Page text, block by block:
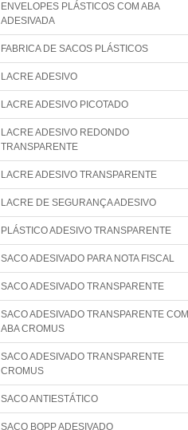
ENVELOPES PLÁSTICOS COM ABA
ADESIVADA
FABRICA DE SACOS PLÁSTICOS
LACRE ADESIVO
LACRE ADESIVO PICOTADO
LACRE ADESIVO REDONDO
TRANSPARENTE
LACRE ADESIVO TRANSPARENTE
LACRE DE SEGURANÇA ADESIVO
PLÁSTICO ADESIVO TRANSPARENTE
SACO ADESIVADO PARA NOTA FISCAL
SACO ADESIVADO TRANSPARENTE
SACO ADESIVADO TRANSPARENTE COM
ABA CROMUS
SACO ADESIVADO TRANSPARENTE
CROMUS
SACO ANTIESTÁTICO
SACO BOPP ADESIVADO